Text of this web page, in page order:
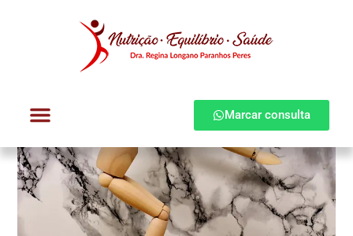
Marcar consulta